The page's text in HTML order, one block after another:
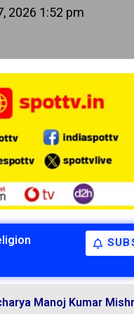
2026 1:52 pm
Kumar Mishra
BIHAR